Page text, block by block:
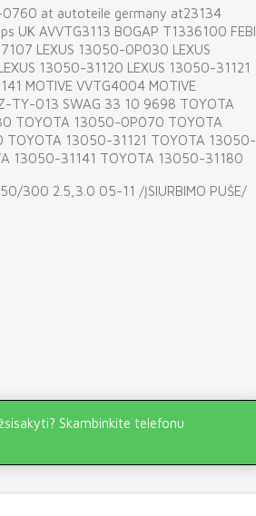
at autoteile germany at23134
UK AVVTG3113 BOGAP T1336100 FEBI
7107 LEXUS 13050-0P030 LEXUS
13050-31120 LEXUS 13050-31121
MOTIVE VVTG4004 MOTIVE
TY-013 SWAG 33 10 9698 TOYOTA
TOYOTA 13050-0P070 TOYOTA
13050-31121 TOYOTA 13050-
13050-31141 TOYOTA 13050-31180
300 2.5,3.0 05-11 /ĮSIURBIMO PUŠE/
Skambinkite telefonu